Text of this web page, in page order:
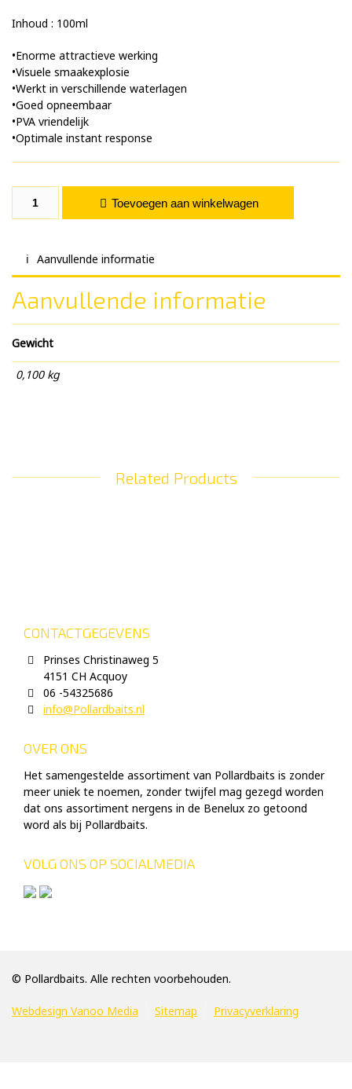
Inhoud : 100ml
•Enorme attractieve werking
•Visuele smaakexplosie
•Werkt in verschillende waterlagen
•Goed opneembaar
•PVA vriendelijk
•Optimale instant response
Gloe Bait Smoke Red Devil 100 ml. aantal
Toevoegen aan winkelwagen
Aanvullende informatie
Aanvullende informatie
Gewicht
0,100 kg
Related Products
CONTACTGEGEVENS
Prinses Christinaweg 5
4151 CH Acquoy
06 -54325686
info@Pollardbaits.nl
OVER ONS
Het samengestelde assortiment van Pollardbaits is zonder
meer uniek te noemen, zonder twijfel mag gezegd worden
dat ons assortiment nergens in de Benelux zo getoond
word als bij Pollardbaits.
VOLG ONS OP SOCIALMEDIA
© Pollardbaits. Alle rechten voorbehouden.
Webdesign Vanoo Media Sitemap Privacyverklaring